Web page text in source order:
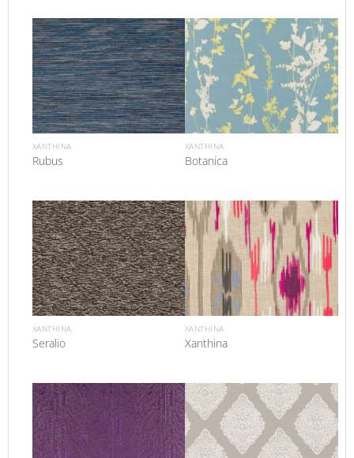
XANTHINA
Rubus
XANTHINA
Botanica
XANTHINA
Seralio
XANTHINA
Xanthina